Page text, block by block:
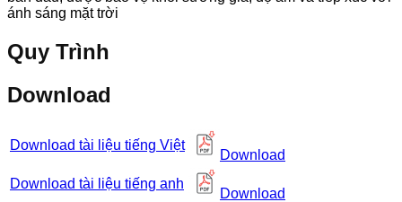
ánh sáng mặt trời
Quy Trình
Download
Download tài liệu tiếng Việt
Download
Download tài liệu tiếng anh
Download